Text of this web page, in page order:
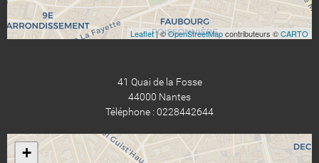
Leaflet| ©OpenStreetMapcontributeurs ©CARTO
41 Quai de la Fosse
44000 Nantes
Téléphone : 0228442644
+